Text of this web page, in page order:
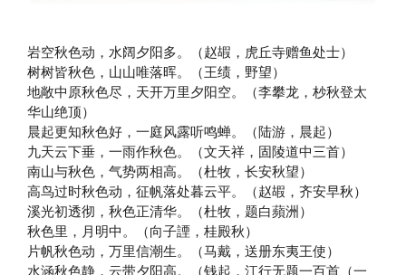
岩空秋色动，水阔夕阳多。（赵嘏，虎丘寺赠鱼处士）
树树皆秋色，山山唯落晖。（王绩，野望）
地敞中原秋色尽，天开万里夕阳空。（李攀龙，杪秋登太
华山绝顶）
晨起更知秋色好，一庭风露听鸣蝉。（陆游，晨起）
九天云下垂，一雨作秋色。（文天祥，固陵道中三首）
南山与秋色，气势两相高。（杜牧，长安秋望）
高鸟过时秋色动，征帆落处暮云平。（赵嘏，齐安早秋）
溪光初透彻，秋色正清华。（杜牧，题白蘋洲）
秋色里，月明中。（向子諲，桂殿秋）
片帆秋色动，万里信潮生。（马戴，送册东夷王使）
水涵秋色静，云带夕阳高。（钱起，江行无题一百首（一